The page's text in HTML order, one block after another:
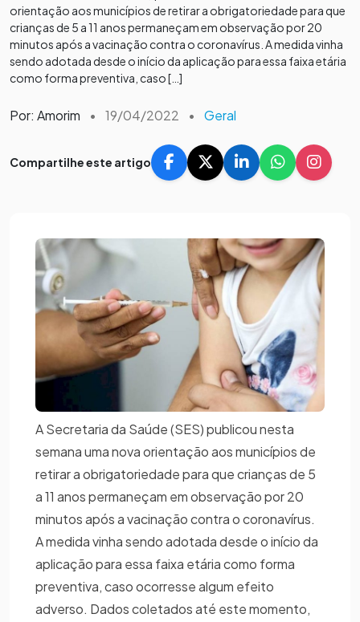
orientação aos municípios de retirar a obrigatoriedade para que
crianças de 5 a 11 anos permaneçam em observação por 20
minutos após a vacinação contra o coronavírus. A medida vinha
sendo adotada desde o início da aplicação para essa faixa etária
como forma preventiva, caso […]
Por: Amorim • 19/04/2022 • Geral
Compartilhe este artigo
A Secretaria da Saúde (SES) publicou nesta
semana uma nova orientação aos municípios de
retirar a obrigatoriedade para que crianças de 5
a 11 anos permaneçam em observação por 20
minutos após a vacinação contra o coronavírus.
A medida vinha sendo adotada desde o início da
aplicação para essa faixa etária como forma
preventiva, caso ocorresse algum efeito
adverso. Dados coletados até este momento,